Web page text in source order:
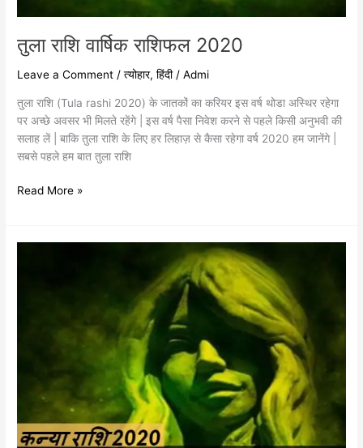
तुला राशि वार्षिक राशिफल 2020
Leave a Comment /त्योहार,हिंदी/Admi
तुला राशि (Tula rashi 2020) के जातकों का करियर इस वर्ष थोडा अस्थिर रहेगा
पर अच्छे अवसर भी मिलते रहेंगे | इस वर्ष पैसा निवेश करने से पहले किसी अनुभवी की
सलाह लें | बाकि तुला राशि के लिए हर लिहाज़ से कैसा रहेगा वर्ष 2020 हम जानेंगे |
सबसे पहले हम बात तुला राशि
Read More »